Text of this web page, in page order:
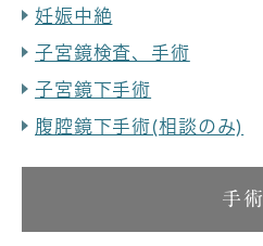
妊娠中絶
子宮鏡検査、手術
子宮鏡下手術
腹腔鏡下手術(相談のみ)
手術